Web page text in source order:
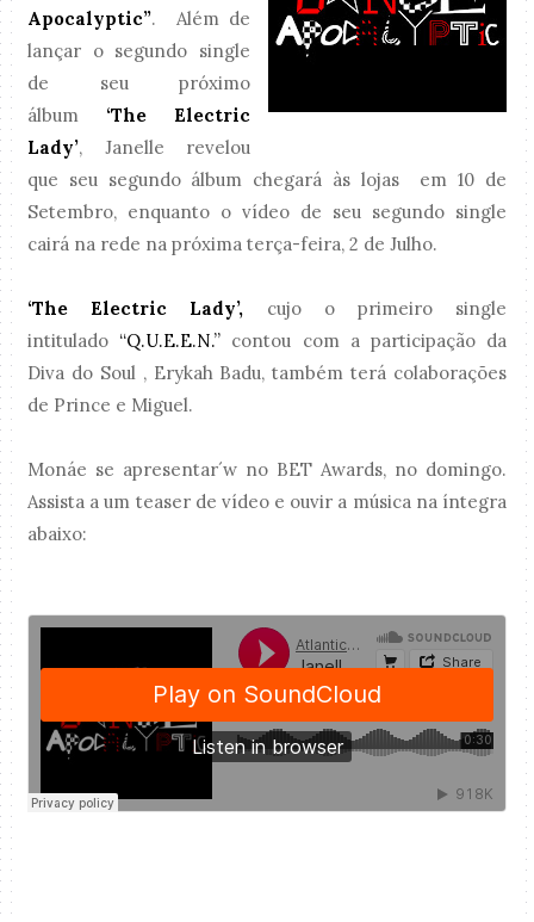
Apocalyptic”. Além de
lançar o segundo single
de seu próximo
álbum ‘The Electric
Lady’, Janelle revelou
que seu segundo álbum chegará às lojas em 10 de
Setembro, enquanto o vídeo de seu segundo single
cairá na rede na próxima terça-feira, 2 de Julho.
‘The Electric Lady’, cujo o primeiro single
intitulado “Q.U.E.E.N.” contou com a participação da
Diva do Soul , Erykah Badu, também terá colaborações
de Prince e Miguel.
Monáe se apresentar´w no BET Awards, no domingo.
Assista a um teaser de vídeo e ouvir a música na íntegra
abaixo: